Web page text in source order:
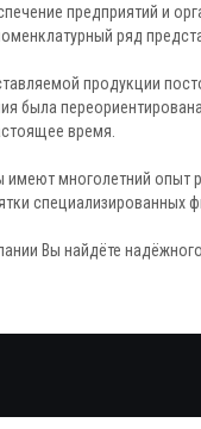
предприятий и
ряд
продукции
была
время.
имеют многолетний опыт
специализированных
Вы найдёте